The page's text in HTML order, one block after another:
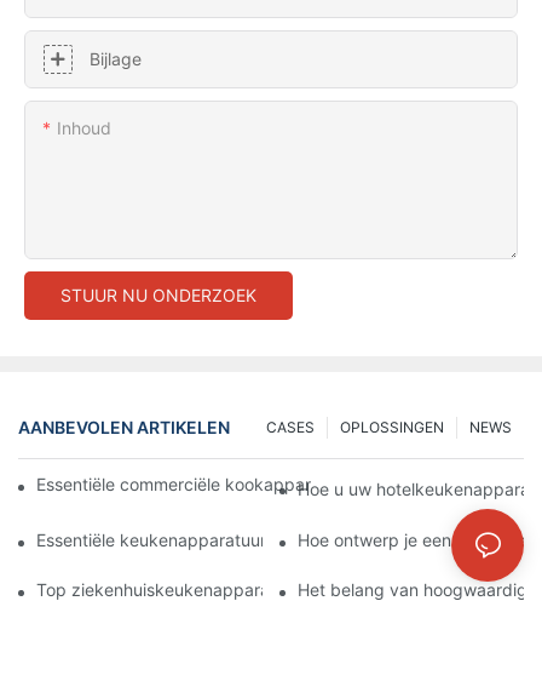
Bijlage
Inhoud
STUUR NU ONDERZOEK
AANBEVOLEN ARTIKELEN NEWS
OPLOSSINGEN
CASES
Essentiële commerciële kookapparatuur voor een moderne
Hoe u uw
Essentiële keukenapparatuur voor het efficiënt bereiden van
Hoe ontwerp je een
Top ziekenhuiskeukenapparatuur voor voeding en veiligheid
Het belang van